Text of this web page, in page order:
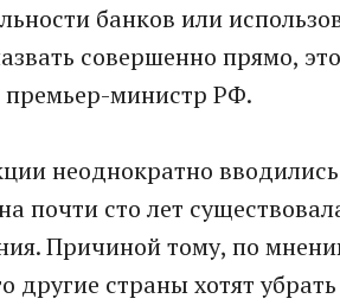
банков или
совершенно прямо, это
премьер-министр РФ.
неоднократно
почти сто лет
Причиной тому, по
другие страны хотят